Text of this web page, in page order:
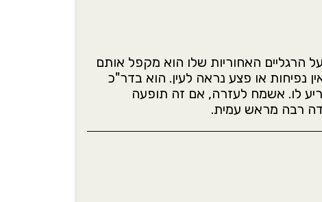
לב בטיולים שהוא דורך על הרגליים האחוריות שלו הוא מקפל אותם
נפיחות או פצע נראה לעין. הוא בדר"כ
לו. אשמח לעזרה, אם זה תופעה
רבה מראש עמית.